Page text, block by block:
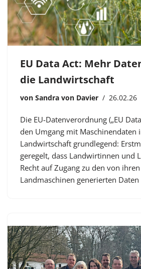
EU Data Act: Mehr
die Landwirtschaft
von Sandra von Davier 26.02.26
Die EU-Datenverordnung („EU
den Umgang mit Maschinendaten
Landwirtschaft grundlegend:
geregelt, dass Landwirtinnen und
Recht auf Zugang zu den von
Landmaschinen generierten